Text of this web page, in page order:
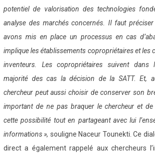
potentiel de valorisation des technologies
analyse des marchés concernés. Il faut
avons mis en place un processus en cas
implique les établissements copropriétaires et les
inventeurs. Les copropriétaires suivent dans
majorité des cas la décision de la SATT. Et,
chercheur peut aussi choisir de conserver son
important de ne pas braquer le chercheur et de
cette possibilité tout en partageant avec lui
informations », souligne Naceur Tounekti. Ce
direct a également rappelé aux chercheurs